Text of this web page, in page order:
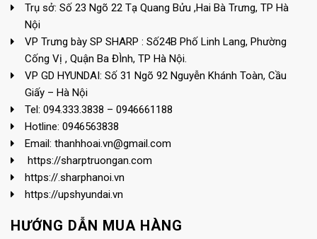
Trụ sở: Số 23 Ngõ 22 Tạ Quang Bửu ,Hai Bà Trưng, TP Hà
Nội
VP Trưng bày SP SHARP : Số24B Phố Linh Lang, Phường
Cống Vị , Quận Ba ĐÌnh, TP Hà Nội.
VP GD HYUNDAI: Số 31 Ngõ 92 Nguyễn Khánh Toàn, Cầu
Giấy – Hà Nội
Tel: 094.333.3838 – 0946661188
Hotline: 0946563838
Email: thanhhoai.vn@gmail.com
https://sharptruongan.com
https://.sharphanoi.vn
https://upshyundai.vn
HƯỚNG DẪN MUA HÀNG